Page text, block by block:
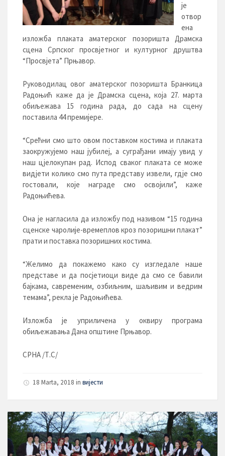
је
отвор
ена
изложба плаката аматерског позоришта Драмска
сцена Српског просвјетног и културног друштва
“Просвјета” Прњавор.
Руководилац овог аматерског позоришта Бранкица
Радоњић каже да је Драмска сцена, која 27. марта
обиљежава 15 година рада, до сада на сцену
поставила 44 премијере.
“Срећни смо што овом поставком костима и плаката
заокружујемо наш јубилеј, а суграђани имају увид у
наш цјелокупан рад. Испод сваког плаката се може
видјети колико смо пута представу извели, гдје смо
гостовали, које награде смо освојили”, каже
Радоњићева.
Она је нагласила да изложбу под називом “15 година
сценске чаролије-времеплов кроз позоришни плакат”
прати и поставка позоришних костима.
“Желимо да покажемо како су изгледале наше
представе и да посјетиоци виде да смо се бавили
бајкама, савременим, озбиљним, шаљивим и ведрим
темама”, рекла је Радоњићева.
Изложба је уприличена у оквиру програма
обиљежавања Дана општине Прњавор.
СРНА /Т.С/
18 Marta, 2018 in вијести